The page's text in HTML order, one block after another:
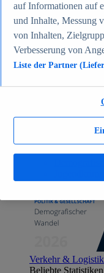
Gesellschaft
Beliebte Statistiken
Aktuelle Statistiken
Bevölkerung
Empfänger
Bürgergeld
Ausländer
Weitere Themen
Top Report
Verkehr & Logistik
Beliebte Statistiken
auf Informationen auf
und Inhalte, Messung
von Inhalten,
Verbesserung von
Liste der Partner